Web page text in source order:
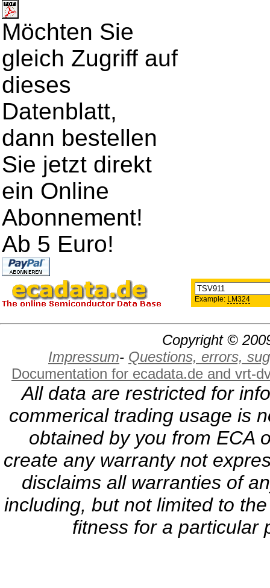
Möchten Sie
gleich Zugriff auf
dieses
Datenblatt,
dann bestellen
Sie jetzt direkt
ein Online
Abonnement!
Ab 5 Euro!
Example: LM324
Copyright ©
Impressum- Questions, errors,
Documentation for ecadata.de and vrt-
All data are restricted for
commerical trading usage is
obtained by you from ECA
create any warranty not
disclaims all warranties of
including, but not limited to
fitness for a particular